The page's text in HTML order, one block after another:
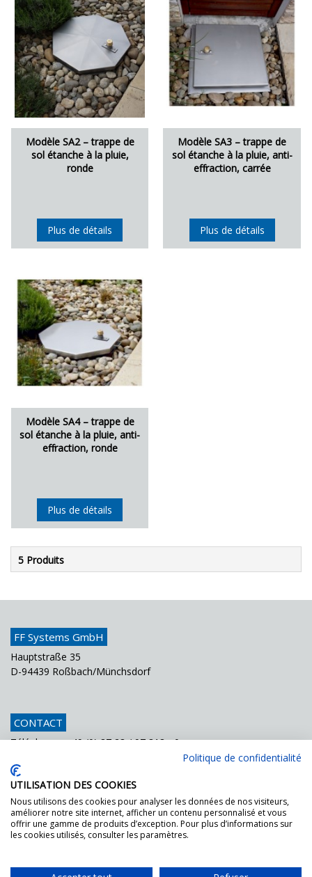
Modèle SA2 – trappe de
sol étanche à la pluie,
ronde
Plus de détails
Modèle SA3 – trappe de
sol étanche à la pluie, anti-
effraction, carrée
Plus de détails
Modèle SA4 – trappe de
sol étanche à la pluie, anti-
effraction, ronde
Plus de détails
5 Produits
FF Systems GmbH
Hauptstraße 35
D-94439 Roßbach/Münchsdorf
CONTACT
Téléphone +49 (0) 87 23 / 97 818 - 0
+49 (0) 87 23 / 97 818 - 70
Courriel
FF GOES GREEN!
Demandez les documents pour la certification
Politique de confidentialité
UTILISATION DES COOKIES
Nous utilisons des cookies pour analyser les données de nos visiteurs,
améliorer notre site internet, afficher un contenu personnalisé et vous
offrir une gamme de produits d’exception. Pour plus d’informations sur
les cookies utilisés, consulter les paramètres.